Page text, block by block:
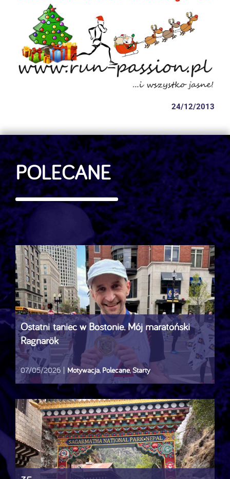
24/12/2013
POLECANE
Ostatni taniec w Bostonie. Mój maratoński
Ragnarök
07/05/2026 | Motywacja, Polecane,Starty